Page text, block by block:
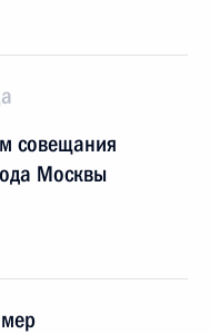
совещания
Москвы